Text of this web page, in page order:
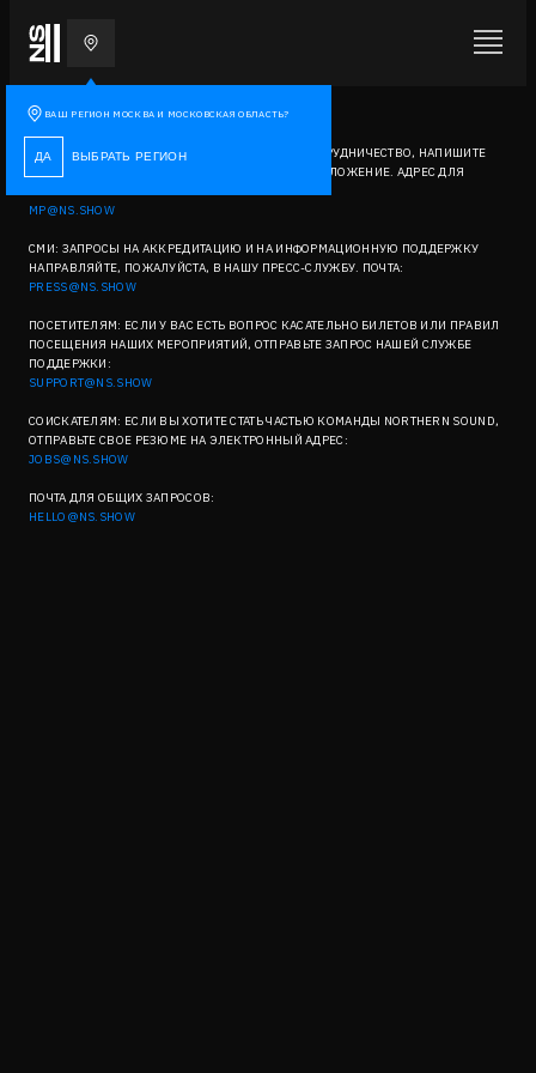
ВАШ РЕГИОН МОСКВА И МОСКОВСКАЯ ОБЛАСТЬ?
ДА ВЫБРАТЬ РЕГИОН
КОНТАКТЫ
СПОНСОРАМ: ЕСЛИ ВЫ ХОТИТЕ ПРЕДЛОЖИТЬ СОТРУДНИЧЕСТВО, НАПИШИТЕ
НАМ, МЫ ОБЯЗАТЕЛЬНО РАССМОТРИМ ВАШЕ ПРЕДЛОЖЕНИЕ. АДРЕС ДЛЯ
MP@NS.SHOW
СМИ: ЗАПРОСЫ НА АККРЕДИТАЦИЮ И НА ИНФОРМАЦИОННУЮ ПОДДЕРЖКУ
НАПРАВЛЯЙТЕ, ПОЖАЛУЙСТА, В НАШУ ПРЕСС-СЛУЖБУ. ПОЧТА:
PRESS@NS.SHOW
ПОСЕТИТЕЛЯМ: ЕСЛИ У ВАС ЕСТЬ ВОПРОС КАСАТЕЛЬНО БИЛЕТОВ ИЛИ ПРАВИЛ
ПОСЕЩЕНИЯ НАШИХ МЕРОПРИЯТИЙ, ОТПРАВЬТЕ ЗАПРОС НАШЕЙ СЛУЖБЕ
ПОДДЕРЖКИ:
SUPPORT@NS.SHOW
СОИСКАТЕЛЯМ: ЕСЛИ ВЫ ХОТИТЕ СТАТЬ ЧАСТЬЮ КОМАНДЫ NORTHERN SOUND,
ОТПРАВЬТЕ СВОЕ РЕЗЮМЕ НА ЭЛЕКТРОННЫЙ АДРЕС:
JOBS@NS.SHOW
ПОЧТА ДЛЯ ОБЩИХ ЗАПРОСОВ:
HELLO@NS.SHOW